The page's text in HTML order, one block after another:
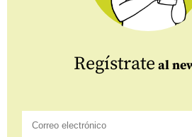
Regístrate al